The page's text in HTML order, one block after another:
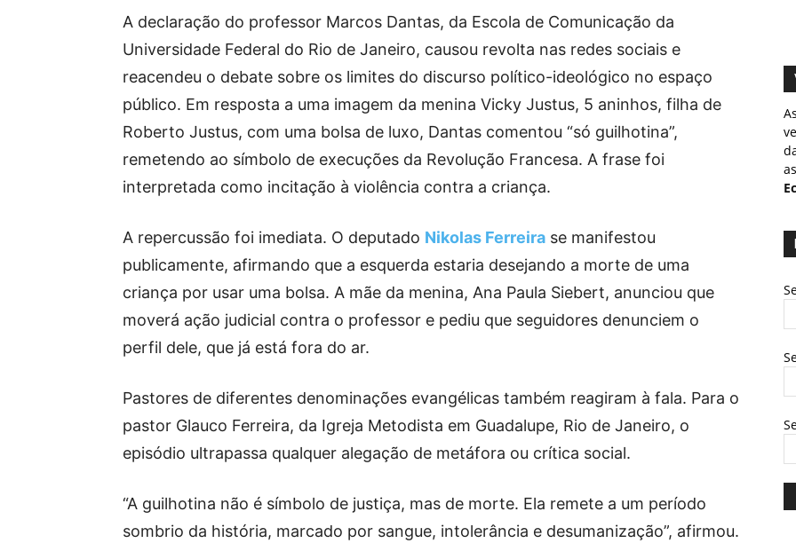
A declaração do professor Marcos Dantas, da Escola de Comunicação da
Universidade Federal do Rio de Janeiro, causou revolta nas redes sociais e
reacendeu o debate sobre os limites do discurso político-ideológico no espaço
público. Em resposta a uma imagem da menina Vicky Justus, 5 aninhos, filha de
Roberto Justus, com uma bolsa de luxo, Dantas comentou “só guilhotina”,
remetendo ao símbolo de execuções da Revolução Francesa. A frase foi
interpretada como incitação à violência contra a criança.
A repercussão foi imediata. O deputado Nikolas Ferreira se manifestou
publicamente, afirmando que a esquerda estaria desejando a morte de uma
criança por usar uma bolsa. A mãe da menina, Ana Paula Siebert, anunciou que
moverá ação judicial contra o professor e pediu que seguidores denunciem o
perfil dele, que já está fora do ar.
Pastores de diferentes denominações evangélicas também reagiram à fala. Para o
pastor Glauco Ferreira, da Igreja Metodista em Guadalupe, Rio de Janeiro, o
episódio ultrapassa qualquer alegação de metáfora ou crítica social.
“A guilhotina não é símbolo de justiça, mas de morte. Ela remete a um período
sombrio da história, marcado por sangue, intolerância e desumanização”, afirmou.